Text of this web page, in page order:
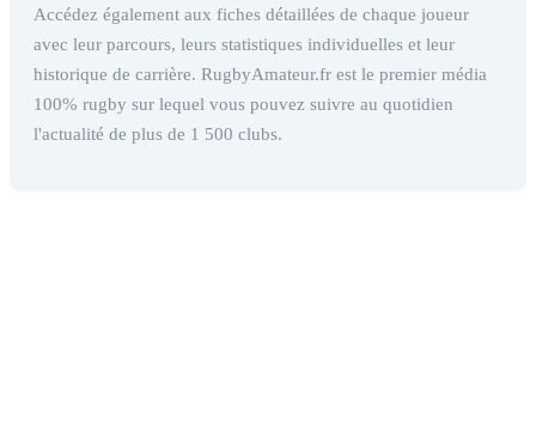
Accédez également aux fiches détaillées de chaque joueur
avec leur parcours, leurs statistiques individuelles et leur
historique de carrière. RugbyAmateur.fr est le premier média
100% rugby sur lequel vous pouvez suivre au quotidien
l'actualité de plus de 1 500 clubs.